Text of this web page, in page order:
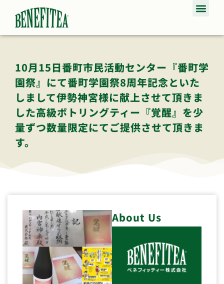
10月15日番町市民活動センター『番町学
園祭』にて番町学園祭8周年記念といた
しまして伊勢神宮様に献上させて頂きま
した高級ボトリングティー『覚醒』を少
量ずつ数量限定にてご提供させて頂きま
す。
About Us